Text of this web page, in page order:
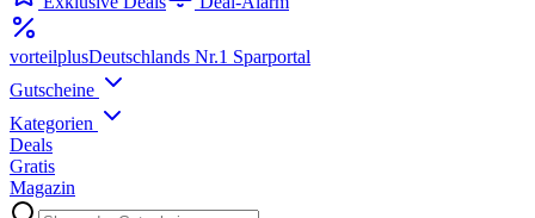
vorteilplusDeutschlands Nr.1 Sparportal
Gutscheine
Kategorien
Deals
Gratis
Magazin